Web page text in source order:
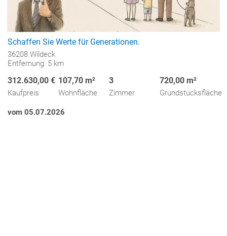
Schaffen Sie Werte für Generationen.
36208 Wildeck
Entfernung: 5 km
312.630,00 €
Kaufpreis
107,70 m²
Wohnfläche
3
Zimmer
720,00 m²
Grundstücksfläche
vom 05.07.2026